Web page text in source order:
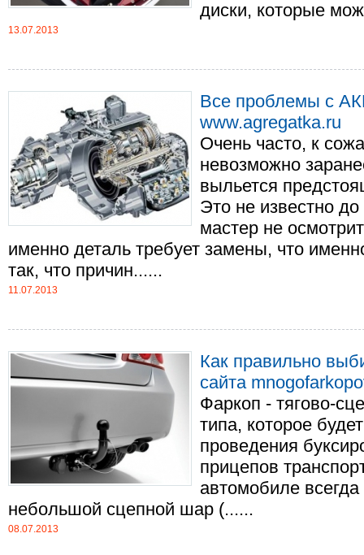
диски, которые
13.07.2013
Все проблемы с
www.agregatka.ru
Очень часто, к
невозможно
выльется
Это не известно
мастер не
именно деталь требует замены, что
так, что причин......
11.07.2013
Как правильно
сайта
Фаркоп - тягово-
типа, которое
проведения
прицепов
автомобиле всегда
небольшой сцепной шар (......
08.07.2013